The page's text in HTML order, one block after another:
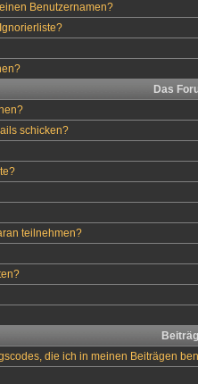
Benutzernamen?
Das
schicken?
teilnehmen?
die ich in meinen Beiträgen